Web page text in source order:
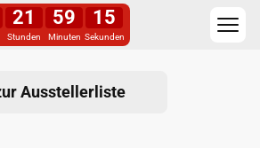
21
Stunden
59
Minuten
15
Sekunden
Ausstellerliste